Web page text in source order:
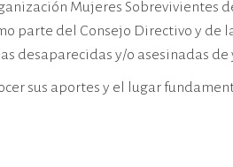
Mujeres Sobrevivientes
parte del Consejo Directivo y
desaparecidas y/o asesinadas de
sus aportes y el lugar